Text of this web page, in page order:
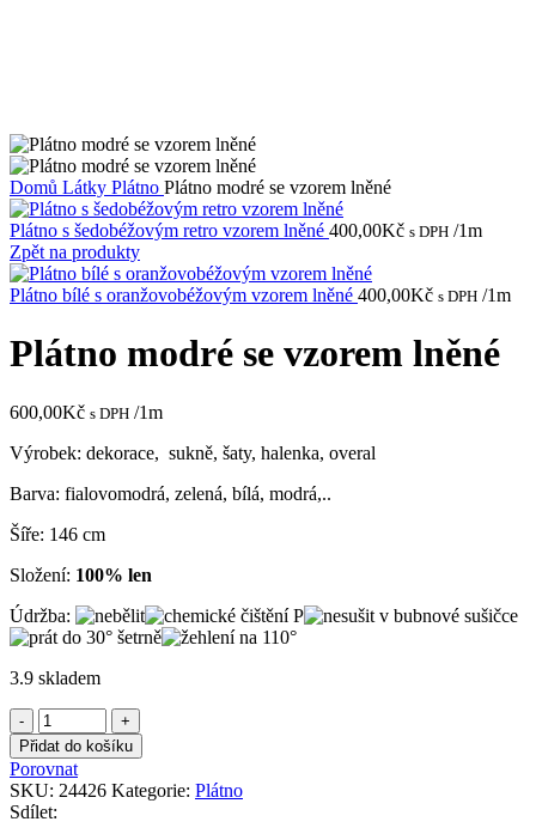
Domů Látky Plátno Plátno modré se vzorem lněné
Plátno s šedobéžovým retro vzorem lněné 400,00Kč s DPH /1m
Zpět na produkty
Plátno bílé s oranžovobéžovým vzorem lněné 400,00Kč s DPH /1m
Plátno modré se vzorem lněné
600,00Kč s DPH /1m
Výrobek: dekorace, sukně, šaty, halenka, overal
Barva: fialovomodrá, zelená, bílá, modrá,..
Šíře: 146 cm
Složení: 100% len
Údržba:
3.9 skladem
Plátno
modré
se
vzorem
lněné
množství
Přidat do košíku
Porovnat
SKU: 24426 Kategorie: Plátno
Sdílet: